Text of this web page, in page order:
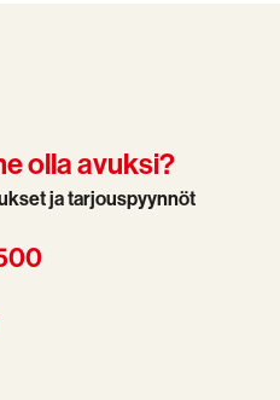
olla avuksi?
ja tarjouspyynnöt